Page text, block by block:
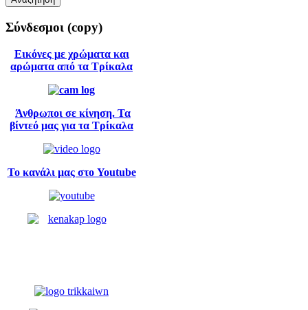
Σύνδεσμοι (copy)
Εικόνες με χρώματα και
αρώματα από τα Τρίκαλα
Άνθρωποι σε κίνηση. Τα
βίντεό μας για τα Τρίκαλα
Το κανάλι μας στο Youtube